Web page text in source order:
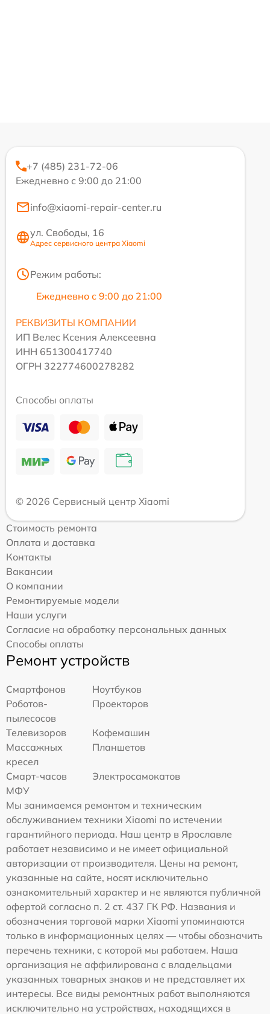
+7 (485) 231-72-06
Ежедневно с 9:00 до 21:00
info@xiaomi-repair-center.ru
ул. Свободы, 16
Адрес сервисного центра Xiaomi
Режим работы:
Ежедневно с 9:00 до 21:00
РЕКВИЗИТЫ КОМПАНИИ
ИП Велес Ксения Алексеевна
ИНН 651300417740
ОГРН 322774600278282
Способы оплаты
© 2026 Сервисный центр Xiaomi
Стоимость ремонта
Оплата и доставка
Контакты
Вакансии
О компании
Ремонтируемые модели
Наши услуги
Согласие на обработку персональных данных
Способы оплаты
Ремонт устройств
Смартфонов
Ноутбуков
Роботов-
пылесосов
Проекторов
Телевизоров
Кофемашин
Массажных
кресел
Планшетов
Смарт-часов
Электросамокатов
МФУ
Мы занимаемся ремонтом и техническим
обслуживанием техники Xiaomi по истечении
гарантийного периода. Наш центр в Ярославле
работает независимо и не имеет официальной
авторизации от производителя. Цены на ремонт,
указанные на сайте, носят исключительно
ознакомительный характер и не являются публичной
офертой согласно п. 2 ст. 437 ГК РФ. Названия и
обозначения торговой марки Xiaomi упоминаются
только в информационных целях — чтобы обозначить
перечень техники, с которой мы работаем. Наша
организация не аффилирована с владельцами
указанных товарных знаков и не представляет их
интересы. Все виды ремонтных работ выполняются
исключительно на устройствах, находящихся в